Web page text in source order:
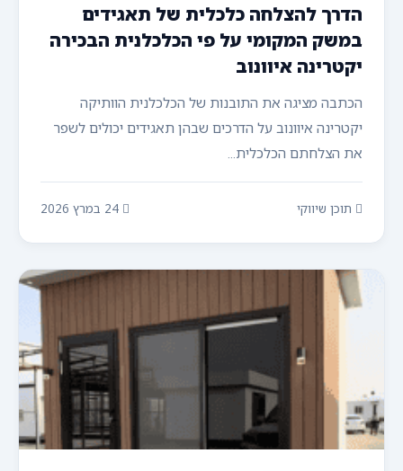
הדרך להצלחה כלכלית של תאגידים
במשק המקומי על פי הכלכלנית הבכירה
יקטרינה איוונוב
הכתבה מציגה את התובנות של הכלכלנית הוותיקה
יקטרינה איוונוב על הדרכים שבהן תאגידים יכולים לשפר
את הצלחתם הכלכלית...
תוכן שיווקי 24 במרץ 2026